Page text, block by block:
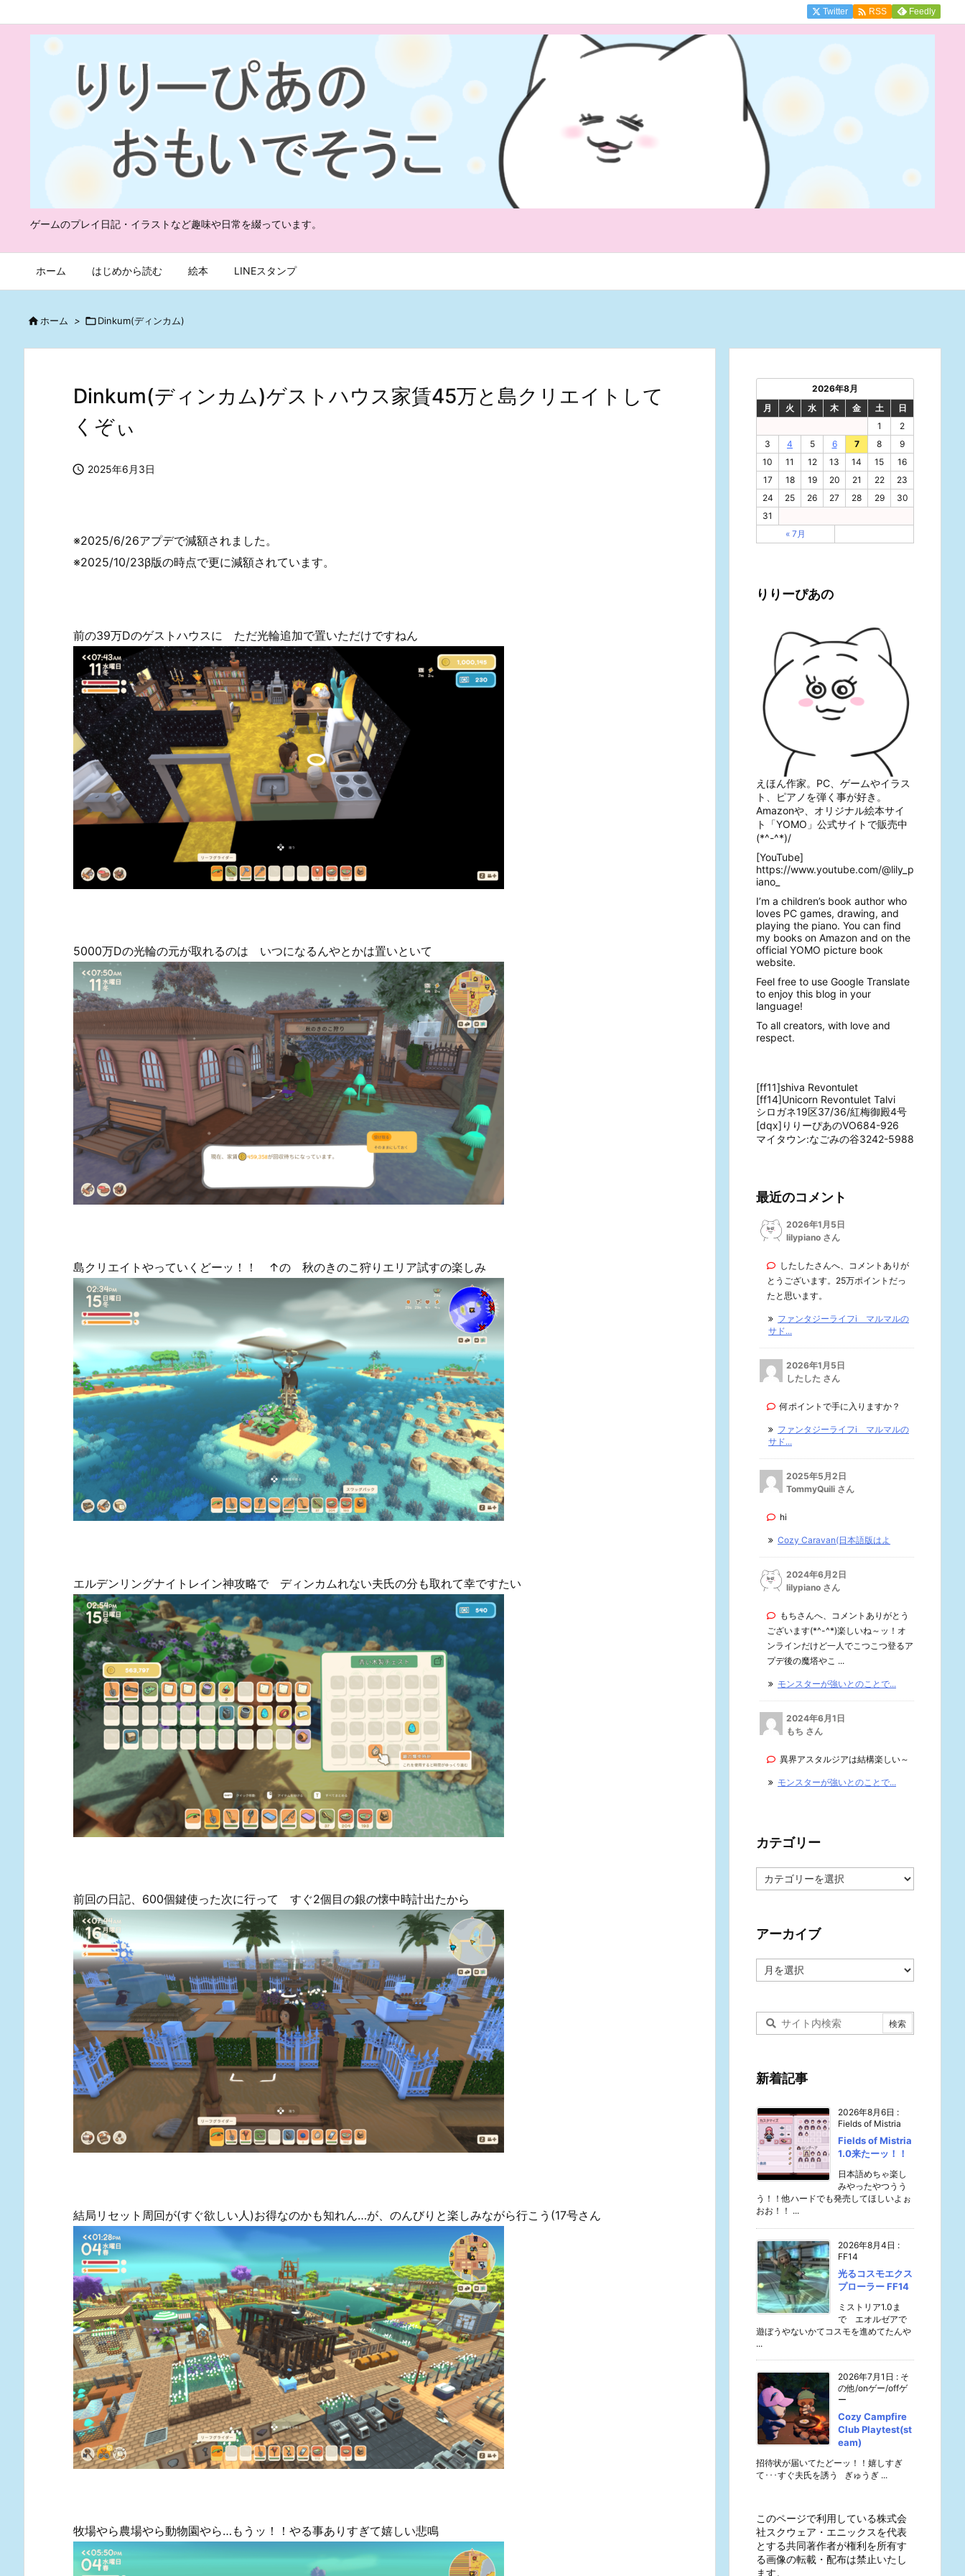
ゲームのプレイ日記・イラストなど趣味や日常を綴っています。
ホーム はじめから読む 絵本 LINEスタンプ
Twitter  RSS Feedly
ホーム > Dinkum(ディンカム)
Dinkum(ディンカム)ゲストハウス家賃45万と島クリエイトして
くぞぃ
 2025年6月3日
※2025/6/26アプデで減額されました。
※2025/10/23β版の時点で更に減額されています。
前の39万Dのゲストハウスに ただ光輪追加で置いただけですねん
5000万Dの光輪の元が取れるのは いつになるんやとかは置いといて
島クリエイトやっていくどーッ！！ ↑の 秋のきのこ狩りエリア試すの楽しみ
エルデンリングナイトレイン神攻略で ディンカムれない夫氏の分も取れて幸ですたい
前回の日記、600個鍵使った次に行って すぐ2個目の銀の懐中時計出たから
結局リセット周回が(すぐ欲しい人)お得なのかも知れん…が、のんびりと楽しみながら行こう(17号さん
牧場やら農場やら動物園やら…もうッ！！やる事ありすぎて嬉しい悲鳴
2026年8月
月
火 水 木 金 土
日
1
2
3
4 5 6 7 8
9
10
11 12 13 14 15
16
17
18 19 20 21 22
23
24
25 26 27 28 29
30
31
« 7月
りりーぴあの
えほん作家。PC、ゲームやイラス
ト、ピアノを弾く事が好き。
Amazonや、オリジナル絵本サイ
ト「YOMO」公式サイトで販売中
(*^-^*)/
[YouTube]
https://www.youtube.com/@lily_p
iano_
I’m a children’s book author who
loves PC games, drawing, and
playing the piano. You can find
my books on Amazon and on the
official YOMO picture book
website.
Feel free to use Google Translate
to enjoy this blog in your
language!
To all creators, with love and
respect.
[ff11]shiva Revontulet
[ff14]Unicorn Revontulet Talvi
シロガネ19区37/36/紅梅御殿4号
[dqx]りりーぴあのVO684-926
マイタウン:なごみの谷3242-5988
最近のコメント
2026年1月5日
lilypiano さん
したしたさんへ、コメントありが
とうございます。25万ポイントだっ
たと思います。
ファンタジーライフi マルマルの
サド...
2026年1月5日
したした さん
何ポイントで手に入りますか？
ファンタジーライフi マルマルの
サド...
2025年5月2日
TommyQuili さん
hi
Cozy Caravan(日本語版はよ
2024年6月2日
lilypiano さん
もちさんへ、コメントありがとう
ございます(*^-^*)楽しいね～ッ！オ
ンラインだけど一人でこつこつ登るア
プデ後の魔塔やこ ...
モンスターが強いとのことで...
2024年6月1日
もち さん
異界アスタルジアは結構楽しい～
モンスターが強いとのことで...
カテゴリー
テ
ー
アーカイブ
ー
新着記事
2026年8月6日 :
Fields of Mistria
Fields of Mistria
1.0来たーッ！！
日本語めちゃ楽し
みやったやつうう
う！！他ハードでも発売してほしいよぉ
おお！！ ...
2026年8月4日 :
FF14
光るコスモエクス
プローラー FF14
ミストリア1.0ま
で エオルゼアで
遊ぼうやないかてコスモを進めてたんや
...
2026年7月1日 : そ
の他/onゲー/offゲ
ー
Cozy Campfire
Club Playtest(st
eam)
招待状が届いてたどーッ！！嬉しすぎ
て･･･すぐ夫氏を誘う ぎゅうぎ ...
このページで利用している株式会
社スクウェア・エニックスを代表
とする共同著作者が権利を所有す
る画像の転載・配布は禁止いたし
ます。